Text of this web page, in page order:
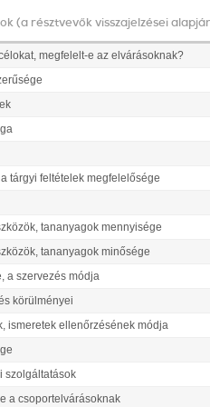
(a résztvevők visszajelzései
megfelelt-e az elvárásoknak?
tárgyi feltételek megfelelősége
tananyagok mennyisége
tananyagok minősége
a szervezés módja
körülményei
ismeretek ellenőrzésének módja
szolgáltatások
a csoportelvárásoknak